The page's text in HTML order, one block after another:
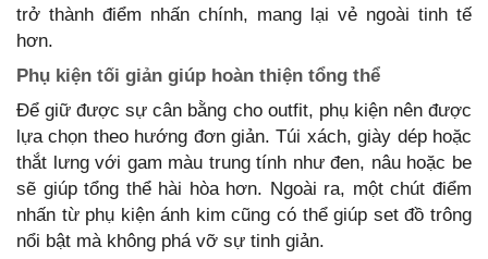
trở thành điểm nhấn chính, mang lại vẻ ngoài tinh tế
hơn.
Phụ kiện tối giản giúp hoàn thiện tổng thể
Để giữ được sự cân bằng cho outfit, phụ kiện nên được
lựa chọn theo hướng đơn giản. Túi xách, giày dép hoặc
thắt lưng với gam màu trung tính như đen, nâu hoặc be
sẽ giúp tổng thể hài hòa hơn. Ngoài ra, một chút điểm
nhấn từ phụ kiện ánh kim cũng có thể giúp set đồ trông
nổi bật mà không phá vỡ sự tinh giản.